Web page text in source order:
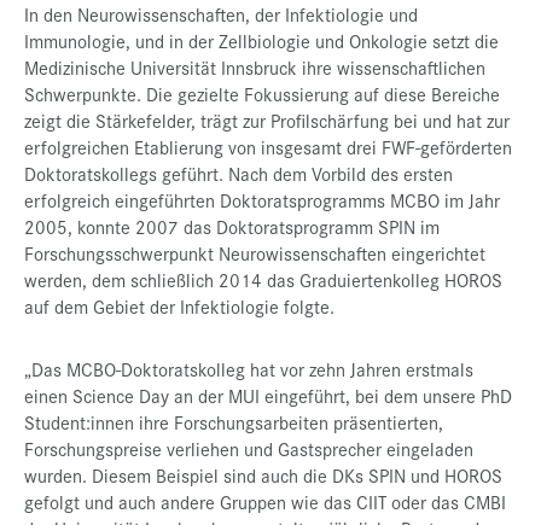
In den Neurowissenschaften, der Infektiologie und
Immunologie, und in der Zellbiologie und Onkologie setzt die
Medizinische Universität Innsbruck ihre wissenschaftlichen
Schwerpunkte. Die gezielte Fokussierung auf diese Bereiche
zeigt die Stärkefelder, trägt zur Profilschärfung bei und hat zur
erfolgreichen Etablierung von insgesamt drei FWF-geförderten
Doktoratskollegs geführt. Nach dem Vorbild des ersten
erfolgreich eingeführten Doktoratsprogramms MCBO im Jahr
2005, konnte 2007 das Doktoratsprogramm SPIN im
Forschungsschwerpunkt Neurowissenschaften eingerichtet
werden, dem schließlich 2014 das Graduiertenkolleg HOROS
auf dem Gebiet der Infektiologie folgte.
„Das MCBO-Doktoratskolleg hat vor zehn Jahren erstmals
einen Science Day an der MUI eingeführt, bei dem unsere PhD
Student:innen ihre Forschungsarbeiten präsentierten,
Forschungspreise verliehen und Gastsprecher eingeladen
wurden. Diesem Beispiel sind auch die DKs SPIN und HOROS
gefolgt und auch andere Gruppen wie das CIIT oder das CMBI